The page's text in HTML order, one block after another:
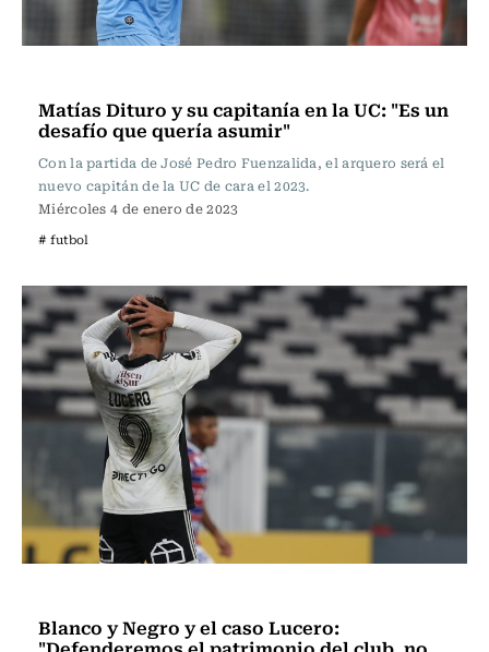
Matías Dituro y su capitanía en la UC: "Es un
desafío que quería asumir"
Con la partida de José Pedro Fuenzalida, el arquero será el
nuevo capitán de la UC de cara el 2023.
Miércoles 4 de enero de 2023
# futbol
Blanco y Negro y el caso Lucero: